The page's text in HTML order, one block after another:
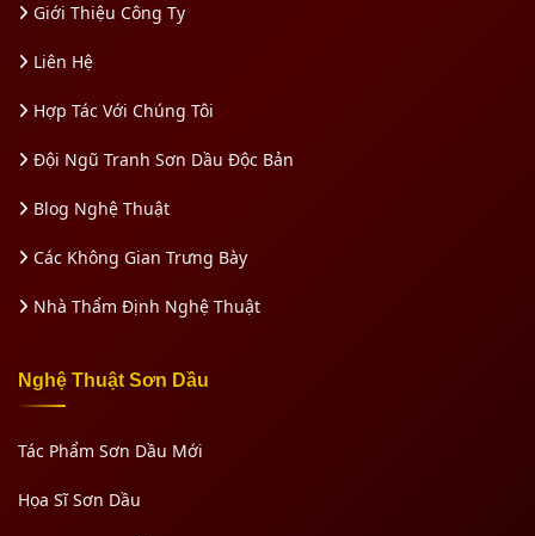
Giới Thiệu Công Ty
Liên Hệ
Hợp Tác Với Chúng Tôi
Đội Ngũ Tranh Sơn Dầu Độc Bản
Blog Nghệ Thuật
Các Không Gian Trưng Bày
Nhà Thẩm Định Nghệ Thuật
Nghệ Thuật Sơn Dầu
Tác Phẩm Sơn Dầu Mới
Họa Sĩ Sơn Dầu